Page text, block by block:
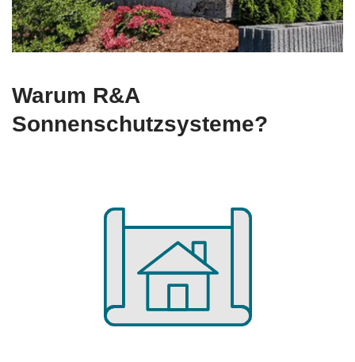
Warum R&A
Sonnenschutzsysteme?